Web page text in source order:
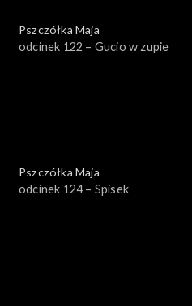
Pszczółka Maja
odcinek 122 – Gucio w zupie
Pszczółka Maja
odcinek 124 – Spisek